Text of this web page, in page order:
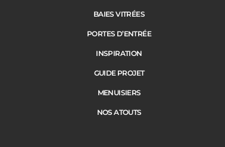
BAIES VITRÉES
PORTES D’ENTRÉE
INSPIRATION
GUIDE PROJET
MENUISIERS
NOS ATOUTS